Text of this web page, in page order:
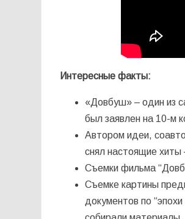
Интересные факты:
«Довбуш» ‒ один из
был заявлен на 10-м
Автором идеи,
снял настоящие хиты
Съемки фильма
Съемке картины
документов по